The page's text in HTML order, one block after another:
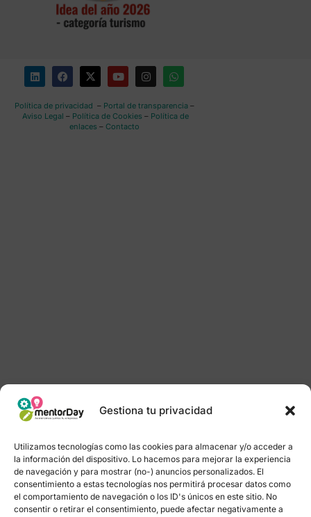
Gestiona tu privacidad
Utilizamos tecnologías como las cookies para almacenar y/o acceder a
la información del dispositivo. Lo hacemos para mejorar la experiencia
de navegación y para mostrar (no-) anuncios personalizados. El
consentimiento a estas tecnologías nos permitirá procesar datos como
el comportamiento de navegación o los ID's únicos en este sitio. No
consentir o retirar el consentimiento, puede afectar negativamente a
Política de privacidad – Portal de transparencia–
Aviso Legal – Política de Cookies – Política de
enlaces – Contacto